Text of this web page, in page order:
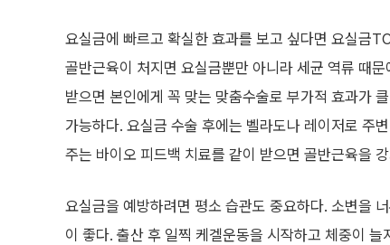
요실금에 빠르고 확실한 효과를 보고 싶다면 요실금
골반근육이 처지면 요실금뿐만 아니라 세균 역류 때
받으면 본인에게 꼭 맞는 맞춤수술로 부가적 효과가
가능하다. 요실금 수술 후에는 벨라도나 레이저로 주
주는 바이오 피드백 치료를 같이 받으면 골반근육을
요실금을 예방하려면 평소 습관도 중요하다. 소변을
이 좋다. 출산 후 일찍 케겔운동을 시작하고 체중이